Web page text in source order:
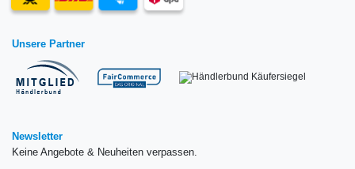
Unsere Partner
Newsletter
Keine Angebote & Neuheiten verpassen.